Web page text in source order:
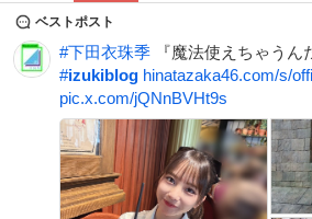
ベストポスト
#下田衣珠季 『魔法使えちゃうん
#izukiblog hinatazaka46.com/s/
pic.x.com/jQNnBVHt9s